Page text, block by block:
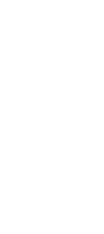
(АКБ)
контакты